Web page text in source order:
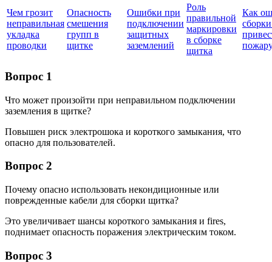
Чем грозит
неправильная
укладка
проводки
Опасность
смешения
групп в
щитке
Ошибки при
подключении
защитных
заземлений
Роль
правильной
маркировки
в сборке
щитка
Как
Вопрос 1
Что может произойти при неправильном подключении
заземления в щитке?
Повышен риск электрошока и короткого замыкания, что
опасно для пользователей.
Вопрос 2
Почему опасно использовать некондиционные или
поврежденные кабели для сборки щитка?
Это увеличивает шансы короткого замыкания и fires,
поднимает опасность поражения электрическим током.
Вопрос 3